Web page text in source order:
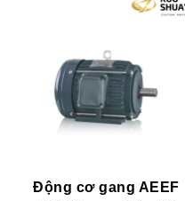
Động cơ gang AEEF